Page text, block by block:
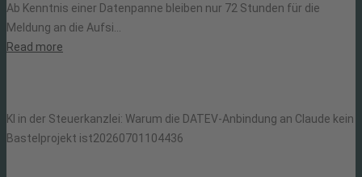
Ab Kenntnis einer Datenpanne bleiben nur 72 Stunden für die
Meldung an die Aufsi...
Read more
KI in der Steuerkanzlei: Warum die DATEV-Anbindung an Claude kein
Bastelprojekt ist20260701104436